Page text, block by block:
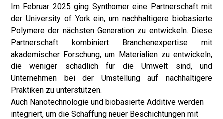
Im Februar 2025 ging Synthomer eine Partnerschaft mit
der University of York ein, um nachhaltigere biobasierte
Polymere der nächsten Generation zu entwickeln. Diese
Partnerschaft kombiniert Branchenexpertise mit
akademischer Forschung, um Materialien zu entwickeln,
die weniger schädlich für die Umwelt sind, und
Unternehmen bei der Umstellung auf nachhaltigere
Praktiken zu unterstützen.
Auch Nanotechnologie und biobasierte Additive werden
integriert, um die Schaffung neuer Beschichtungen mit